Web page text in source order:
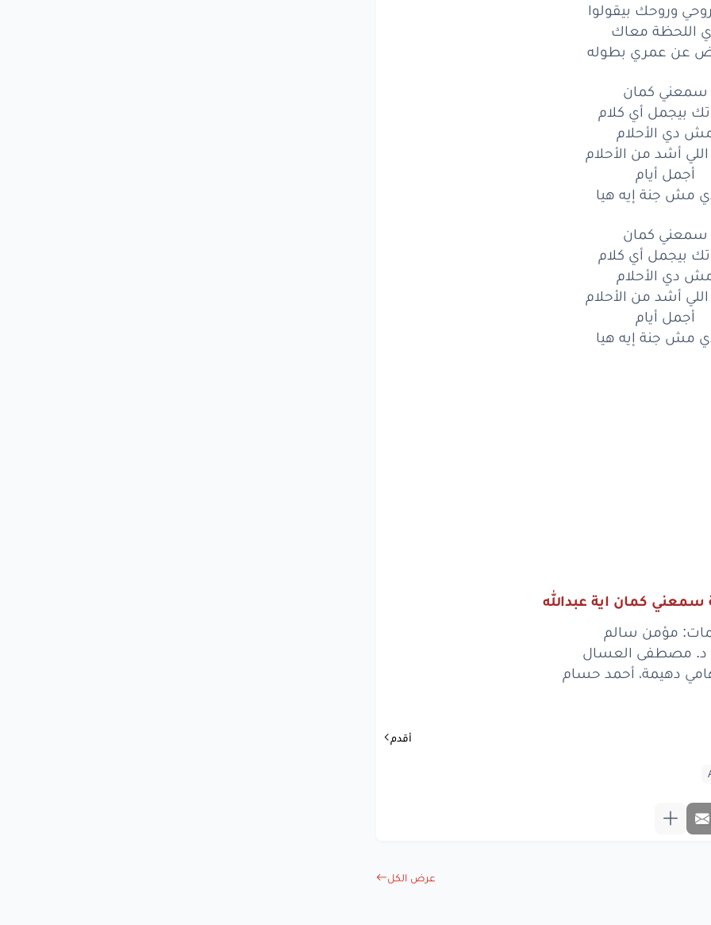
اللحظةمعاك
عن عمريبطوله
غير مانقو
وروحكبيقولوا
اللحظةمعاك
عنعمريبطوله
كمان
بيجملأيكلام
ديالأحلام
أشدمنالأحلام
مشجنةإيههيا
www.lyrics-
وروحك بيقولوا
اللحظة معاك
عن عمري بطوله
سمعني كمان
بيجمل أي كلام
دي الأحلام
أشد من الأحلام
أجمل أيام
مش جنة إيه هيا
سمعني كمان
بيجمل أي كلام
دي الأحلام
أشد من الأحلام
أجمل أيام
مش جنة إيه هيا
سمعني كمان اية عبدالله
مؤمن سالم
د. مصطفى العسال
دهيمة، أحمد حسام
أقدم
عرض الكل